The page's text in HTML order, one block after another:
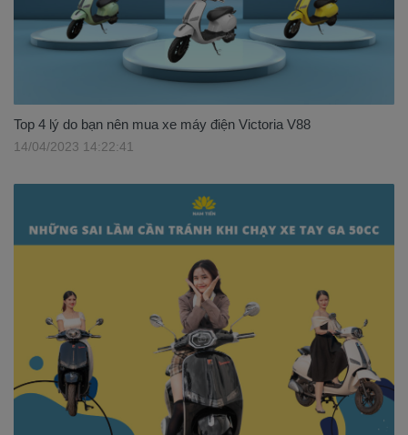
Top 4 lý do bạn nên mua xe máy điện Victoria V88
14/04/2023 14:22:41